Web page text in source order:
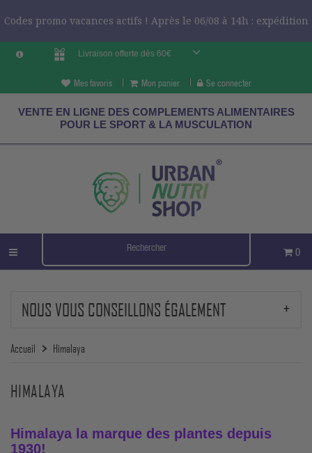
Codes promo vacances actifs ! Après le 06/08 à 14h : expédition
Livraison offerte dès 60€
Mes favoris Mon panier Se connecter
VENTE EN LIGNE DES COMPLEMENTS ALIMENTAIRES
POUR LE SPORT & LA MUSCULATION
0
NOUS VOUS CONSEILLONS ÉGALEMENT
Accueil Himalaya
HIMALAYA
Himalaya la marque des plantes depuis
1930!